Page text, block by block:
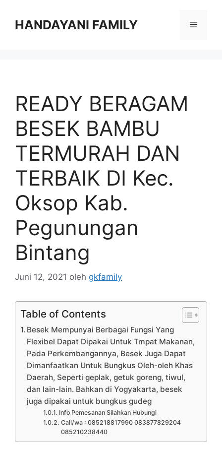
HANDAYANI FAMILY Menu
READY BERAGAM
BESEK BAMBU
TERMURAH DAN
TERBAIK DI Kec.
Oksop Kab.
Pegunungan
Bintang
Juni 12, 2021 oleh gkfamily
Table of Contents
Besek Mempunyai Berbagai Fungsi Yang
Flexibel Dapat Dipakai Untuk Tmpat Makanan,
Pada Perkembangannya, Besek Juga Dapat
Dimanfaatkan Untuk Bungkus Oleh-oleh Khas
Daerah, Seperti geplak, getuk goreng, tiwul,
dan lain-lain. Bahkan di Yogyakarta, besek
juga dipakai untuk bungkus gudeg
Info Pemesanan Silahkan Hubungi
Call/wa : 085218817990 083877829204
085210238440